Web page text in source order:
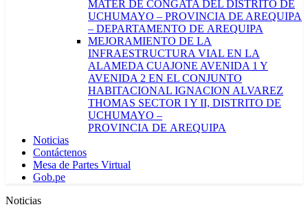
MATER DE CONGATA DEL DISTRITO DE
UCHUMAYO – PROVINCIA DE AREQUIPA
– DEPARTAMENTO DE AREQUIPA
MEJORAMIENTO DE LA
INFRAESTRUCTURA VIAL EN LA
ALAMEDA CUAJONE AVENIDA 1 Y
AVENIDA 2 EN EL CONJUNTO
HABITACIONAL IGNACION ALVAREZ
THOMAS SECTOR I Y II, DISTRITO DE
UCHUMAYO –
PROVINCIA DE AREQUIPA
Noticias
Contáctenos
Mesa de Partes Virtual
Gob.pe
Noticias